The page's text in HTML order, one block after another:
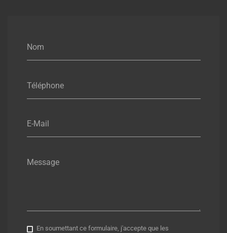
Nom
Téléphone
E-Mail
Message
En soumettant ce formulaire, j'accepte que les